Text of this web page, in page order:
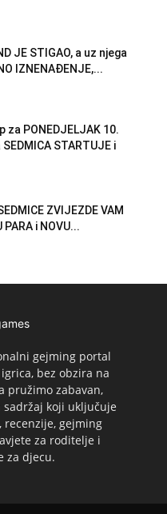
JE STIGAO, a uz njega
IZNENAĐENJE,...
za PONEDJELJAK 10.
STARTUJE i
ZVIJEZDE VAM
i NOVU...
gejming portal
bez obzira na
pružimo zabavan,
koji uključuje
gejming
za roditelje i
za djecu.